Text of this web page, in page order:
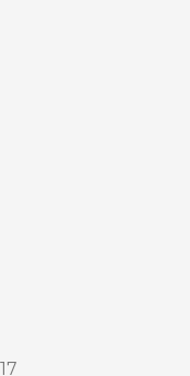
17